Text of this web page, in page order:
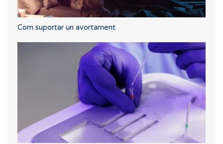
Com suportar un avortament